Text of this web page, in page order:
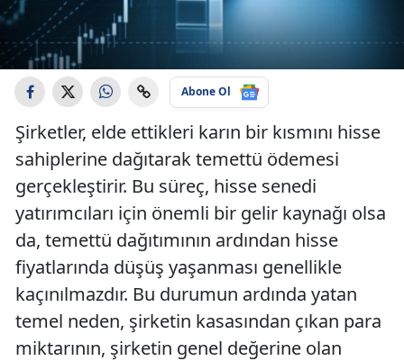
Abone Ol
Şirketler, elde ettikleri karın bir kısmını hisse
sahiplerine dağıtarak temettü ödemesi
gerçekleştirir. Bu süreç, hisse senedi
yatırımcıları için önemli bir gelir kaynağı olsa
da, temettü dağıtımının ardından hisse
fiyatlarında düşüş yaşanması genellikle
kaçınılmazdır. Bu durumun ardında yatan
temel neden, şirketin kasasından çıkan para
miktarının, şirketin genel değerine olan